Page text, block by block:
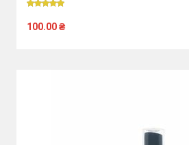
100.00₴